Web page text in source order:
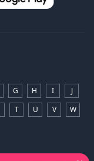
G H I
J
T U V
W